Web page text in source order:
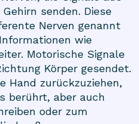
senden. Diese
Nerven genannt
wie
Motorische Signale
Körper gesendet.
Hand zurückzuziehen,
berührt, aber auch
oder zum